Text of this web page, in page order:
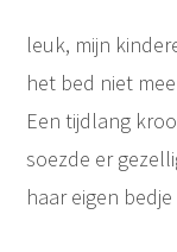
leuk, mijn
het bed niet
Een tijdlang
soezde er
haar eigen bedje